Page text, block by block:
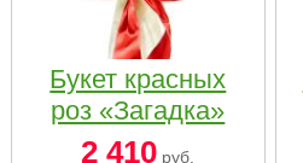
Букет красных
роз «Загадка»
2 410 руб.